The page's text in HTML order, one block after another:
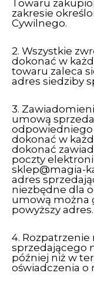
Towaru
zakresie
Cywilnego.
2. Wszystkie
dokonać w
towaru zaleca
adres siedziby
3.
umową
odpowiedniego
dokonać w
dokonać
poczty
sklep@magia-
adres
niezbędne dla
umową można
powyższy adres.
4.
sprzedającego
później niż w
oświadczenia o